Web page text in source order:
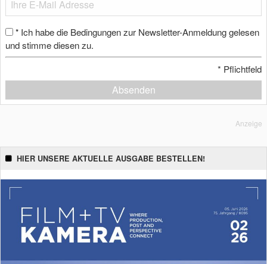
* Ich habe die Bedingungen zur Newsletter-Anmeldung gelesen
und stimme diesen zu.
* Pflichtfeld
Absenden
Anzeige
HIER UNSERE AKTUELLE AUSGABE BESTELLEN!